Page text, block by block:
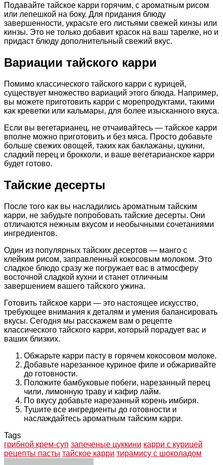
Подавайте тайское карри горячим, с ароматным рисом
или лепешкой на боку. Для придания блюду
завершенности, украсьте его листьями свежей кинзы или
кинзы. Это не только добавит красок на ваш тарелке, но и
придаст блюду дополнительный свежий вкус.
Вариации тайского карри
Помимо классического тайского карри с курицей,
существует множество вариаций этого блюда. Например,
вы можете приготовить карри с морепродуктами, такими
как креветки или кальмары, для более изысканного вкуса.
Если вы вегетарианец, не отчаивайтесь — тайское карри
вполне можно приготовить и без мяса. Просто добавьте
больше свежих овощей, таких как баклажаны, цукини,
сладкий перец и брокколи, и ваше вегетарианское карри
будет готово.
Тайские десерты
После того как вы насладились ароматным тайским
карри, не забудьте попробовать тайские десерты. Они
отличаются нежным вкусом и необычными сочетаниями
ингредиентов.
Один из популярных тайских десертов — манго с
клейким рисом, заправленный кокосовым молоком. Это
сладкое блюдо сразу же погружает вас в атмосферу
восточной сладкой кухни и станет отличным
завершением вашего тайского ужина.
Готовить тайское карри — это настоящее искусство,
требующее внимания к деталям и умения балансировать
вкусы. Сегодня мы расскажем вам о рецепте
классического тайского карри, который порадует вас и
ваших близких.
Обжарьте карри пасту в горячем кокосовом молоке.
Добавьте нарезанное куриное филе и обжаривайте
до готовности.
Положите бамбуковые побеги, нарезанный перец
чили, лимонную траву и кафир лайм.
По вкусу добавьте нарезанный корень имбиря.
Тушите все ингредиенты до готовности и
наслаждайтесь ароматным тайским карри.
Tags
грибной крем-суп запеченые цуккини карри с курицей
рецепты пасты тайское карри тирамису с шоколадом